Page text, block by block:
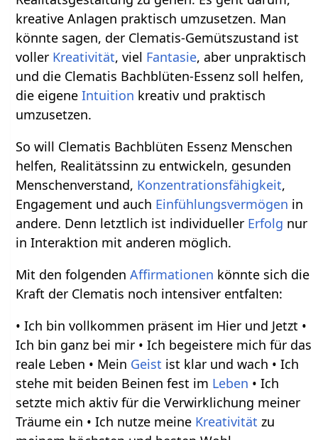
kreative Anlagen praktisch umzusetzen. Man
könnte sagen, der Clematis-Gemütszustand ist
voller Kreativität, viel Fantasie, aber unpraktisch
und die Clematis Bachblüten-Essenz soll helfen,
die eigeneIntuition kreativ und praktisch
umzusetzen.
So will Clematis Bachblüten Essenz Menschen
helfen, Realitätssinn zu entwickeln, gesunden
Menschenverstand, Konzentrationsfähigkeit,
Engagement und auch Einfühlungsvermögen in
andere. Denn letztlich ist individueller Erfolg nur
in Interaktion mit anderen möglich.
Mit den folgendenAffirmationen könnte sich die
Kraft der Clematis noch intensiver entfalten:
• Ich bin vollkommen präsent im Hier und Jetzt •
Ich bin ganz bei mir • Ich begeistere mich für das
reale Leben • Mein Geist ist klar und wach • Ich
stehe mit beiden Beinen fest im Leben • Ich
setzte mich aktiv für die Verwirklichung meiner
Träume ein • Ich nutze meine Kreativität zu